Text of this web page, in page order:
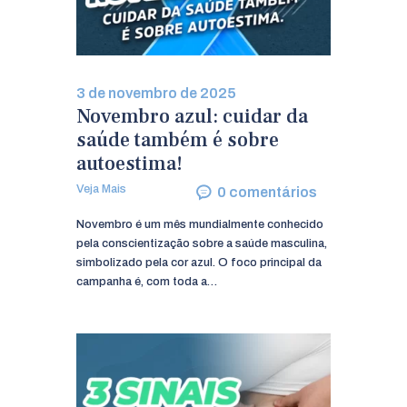
3 de novembro de 2025
Novembro azul: cuidar da
saúde também é sobre
autoestima!
Veja Mais 0 comentários
Novembro é um mês mundialmente conhecido
pela conscientização sobre a saúde masculina,
simbolizado pela cor azul. O foco principal da
campanha é, com toda a…